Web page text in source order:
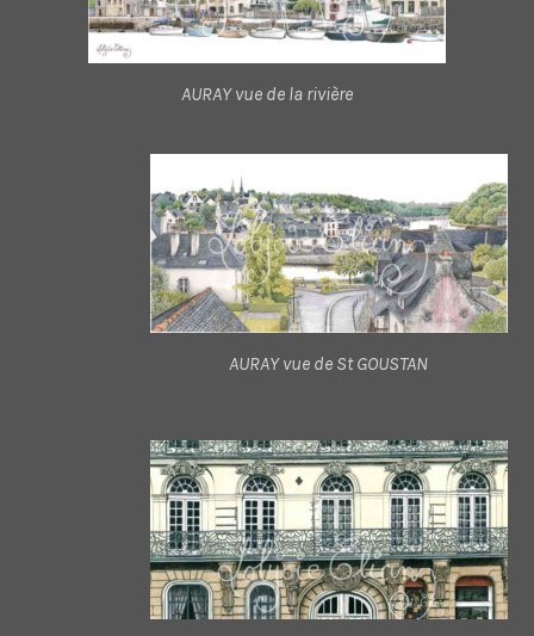
AURAY vue de la rivière
AURAY vue de St GOUSTAN